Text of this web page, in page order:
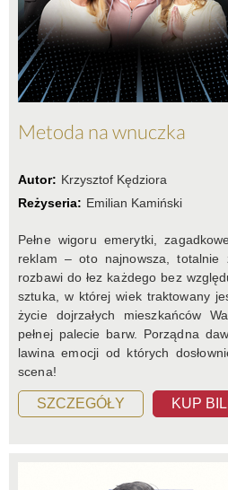
Metoda na wnuczka
Autor: Krzysztof Kędziora
Reżyseria: Emilian Kamiński
Pełne wigoru emerytki,
reklam – oto najnowsza, totalnie
rozbawi do łez każdego bez
sztuka, w której wiek traktowany
życie dojrzałych mieszkańców
pełnej palecie barw. Porządna
lawina emocji od których
scena!
SZCZEGÓŁY KUP